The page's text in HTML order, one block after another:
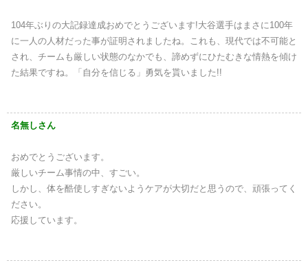
104年ぶりの大記録達成おめでとうございます!大谷選手はまさに100年
に一人の人材だった事が証明されましたね。これも、現代では不可能と
され、チームも厳しい状態のなかでも、諦めずにひたむきな情熱を傾け
た結果ですね。「自分を信じる」勇気を貰いました!!
名無しさん
おめでとうございます。
厳しいチーム事情の中、すごい。
しかし、体を酷使しすぎないようケアが大切だと思うので、頑張ってく
ださい。
応援しています。